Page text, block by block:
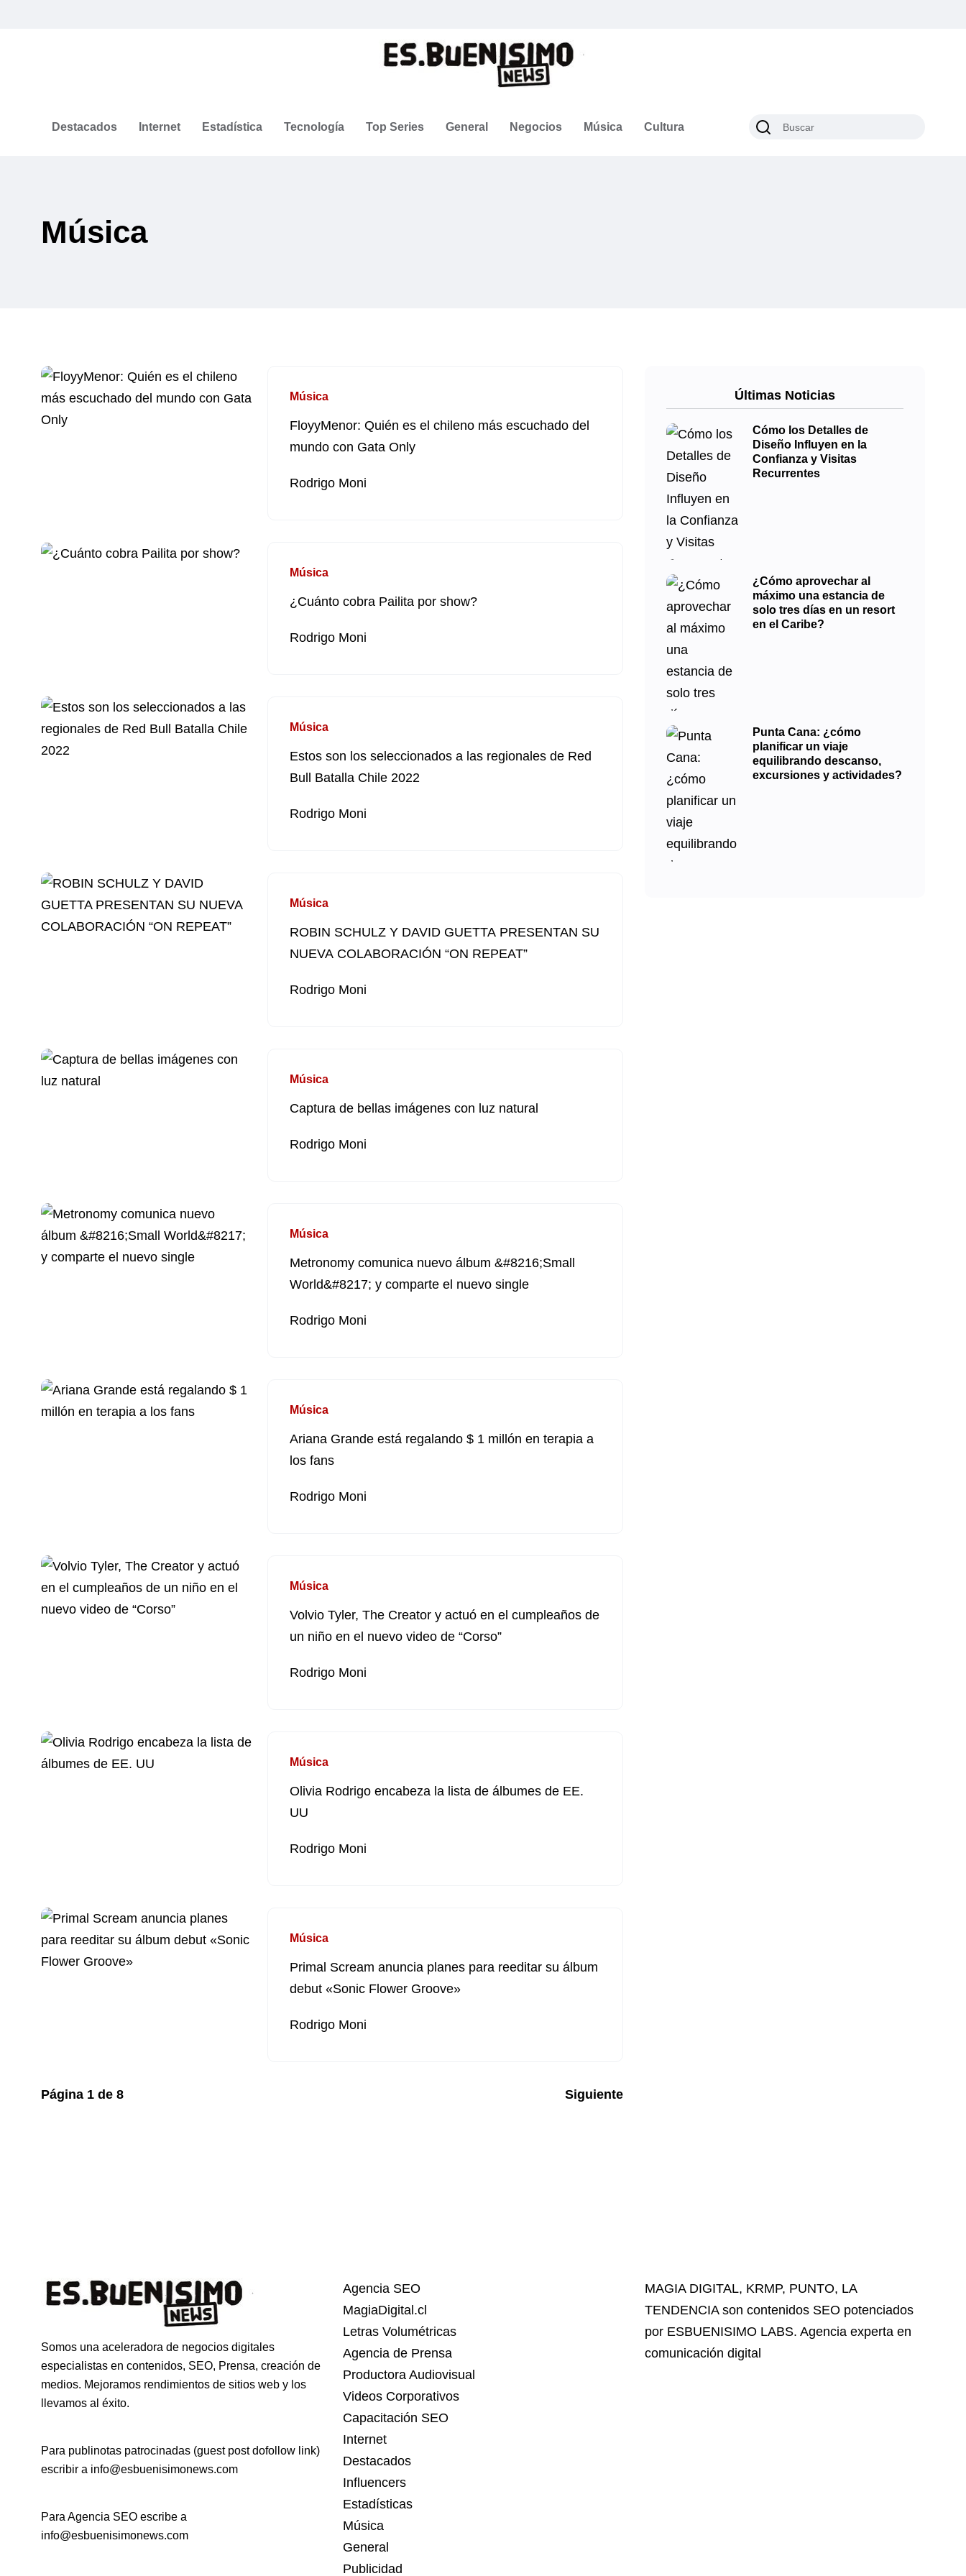
Destacados Internet Estadística Tecnología Top Series General Negocios Música Cultura
Música
Música
FloyyMenor: Quién es el chileno más escuchado del
mundo con Gata Only
Rodrigo Moni
Música
¿Cuánto cobra Pailita por show?
Rodrigo Moni
Música
Estos son los seleccionados a las regionales de Red
Bull Batalla Chile 2022
Rodrigo Moni
Música
ROBIN SCHULZ Y DAVID GUETTA PRESENTAN SU
NUEVA COLABORACIÓN “ON REPEAT”
Rodrigo Moni
Música
Captura de bellas imágenes con luz natural
Rodrigo Moni
Música
Metronomy comunica nuevo álbum &#8216;Small
World&#8217; y comparte el nuevo single
Rodrigo Moni
Música
Ariana Grande está regalando $ 1 millón en terapia a
los fans
Rodrigo Moni
Música
Volvio Tyler, The Creator y actuó en el cumpleaños de
un niño en el nuevo video de “Corso”
Rodrigo Moni
Música
Olivia Rodrigo encabeza la lista de álbumes de EE.
UU
Rodrigo Moni
Música
Primal Scream anuncia planes para reeditar su álbum
debut «Sonic Flower Groove»
Rodrigo Moni
Página 1 de 8 Siguiente
Últimas Noticias
Cómo los Detalles de
Diseño Influyen en la
Confianza y Visitas
Recurrentes
¿Cómo aprovechar al
máximo una estancia de
solo tres días en un resort
en el Caribe?
Punta Cana: ¿cómo
planificar un viaje
equilibrando descanso,
excursiones y actividades?
Somos una aceleradora de negocios digitales
especialistas en contenidos, SEO, Prensa, creación de
medios. Mejoramos rendimientos de sitios web y los
llevamos al éxito.
Para publinotas patrocinadas (guest post dofollow link)
escribir a info@esbuenisimonews.com
Para Agencia SEO escribe a
info@esbuenisimonews.com
Agencia SEO
MagiaDigital.cl
Letras Volumétricas
Agencia de Prensa
Productora Audiovisual
Videos Corporativos
Capacitación SEO
Internet
Destacados
Influencers
Estadísticas
Música
General
Publicidad
MAGIA DIGITAL, KRMP, PUNTO, LA
TENDENCIAson contenidos SEO potenciados
por ESBUENISIMO LABS. Agencia experta en
comunicación digital